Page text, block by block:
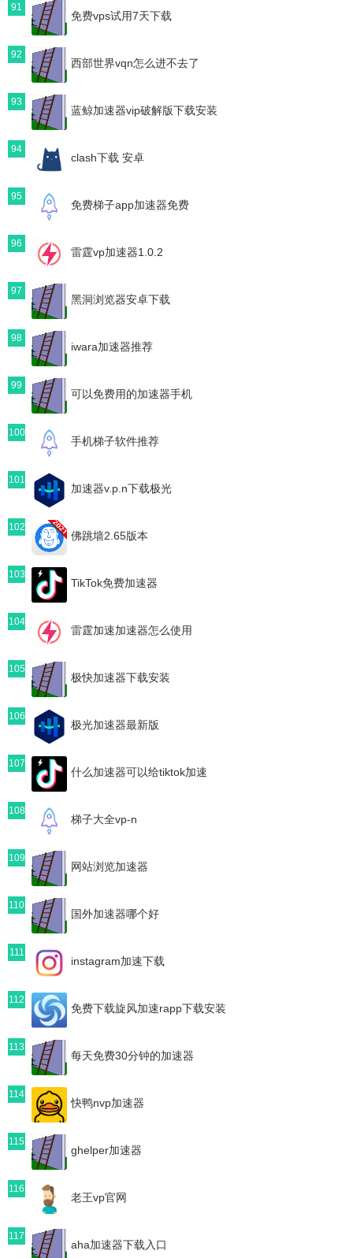
91
免费vps试用7天下载
92
西部世界vqn怎么进不去了
93
蓝鲸加速器vip破解版下载安装
94
clash下载 安卓
95
免费梯子app加速器免费
96
雷霆vp加速器1.0.2
97
黑洞浏览器安卓下载
98
iwara加速器推荐
99
可以免费用的加速器手机
100
手机梯子软件推荐
101
加速器v.p.n下载极光
102
佛跳墙2.65版本
103
TikTok免费加速器
104
雷霆加速加速器怎么使用
105
极快加速器下载安装
106
极光加速器最新版
107
什么加速器可以给tiktok加速
108
梯子大全vp-n
109
网站浏览加速器
110
国外加速器哪个好
111
instagram加速下载
112
免费下载旋风加速rapp下载安装
113
每天免费30分钟的加速器
114
快鸭nvp加速器
115
ghelper加速器
116
老王vp官网
117
aha加速器下载入口